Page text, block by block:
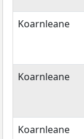
Koarnleane
Koarnleane
Koarnleane